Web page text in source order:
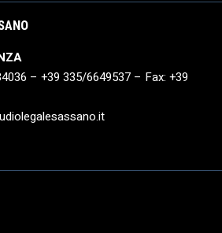
– +39 335/6649537 – Fax: +39